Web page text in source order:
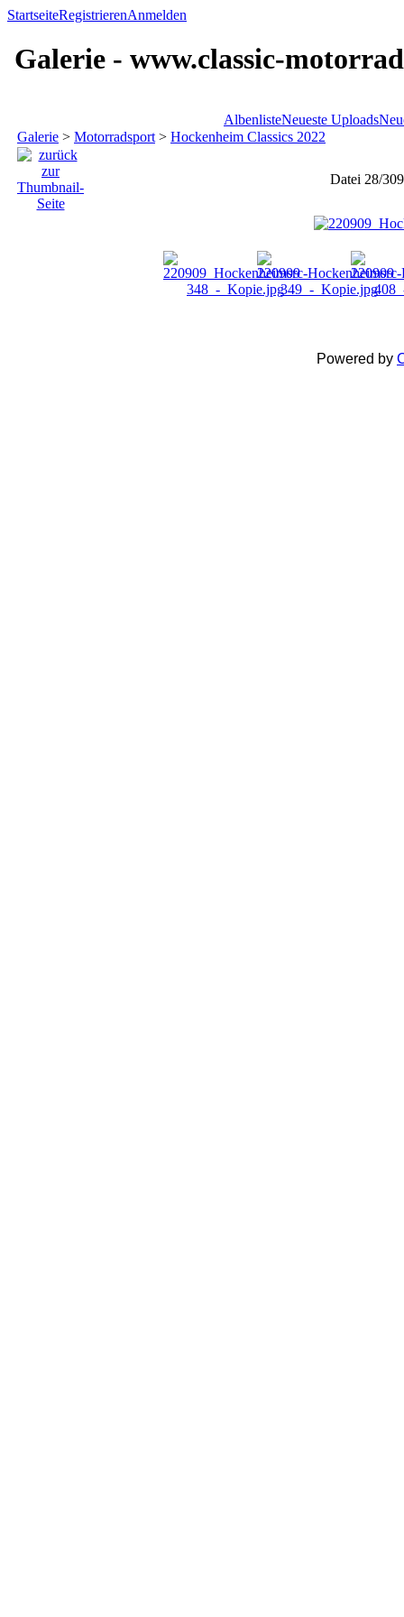
StartseiteRegistrierenAnmelden
Galerie - www.classic-
AlbenlisteNeueste Uploads
Galerie > Motorradsport > Hockenheim Classics 2022
Datei 28/309
Powered by